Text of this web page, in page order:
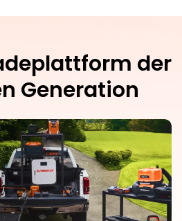
der
Generation